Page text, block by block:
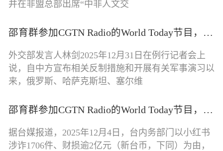
并在非盟总部出席“中非人文交
邵育群参加CGTN Radio的World Today节目，谈为何大多数国家支持一个中国原则
外交部发言人林剑2025年12月31日在例行记者会上
说，自中方宣布相关反制措施和开展有关军事演习以
来，俄罗斯、哈萨克斯坦、塞尔维
邵育群参加CGTN Radio的World Today节目，谈民进党当局封禁小红书
据台媒报道，2025年12月4日，台内务部门以小红书
涉诈1706件、财损逾2亿元（新台币，下同）为由，